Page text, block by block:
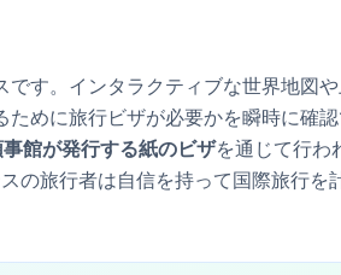
です。インタラクティブな世界地図
ために旅行ビザが必要かを瞬時に確認
館が発行する紙のビザを通じて行わ
の旅行者は自信を持って国際旅行を